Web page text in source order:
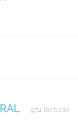
974 lecturas